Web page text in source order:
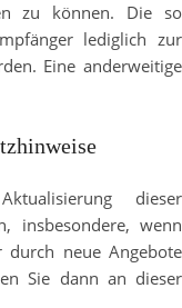
zu können. Die so
lediglich zur
Eine anderweitige
dieser
insbesondere, wenn
durch neue Angebote
Sie dann an dieser